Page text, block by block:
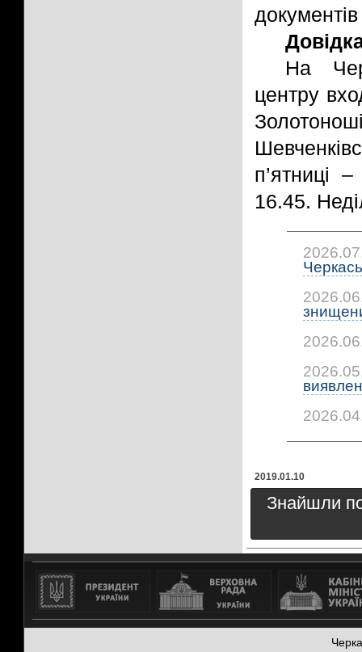
На
центру
п’ятниці
16.45.
2019.01.10
Знайшли